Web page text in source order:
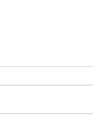
がいます。 ここまでの間に、整